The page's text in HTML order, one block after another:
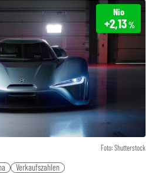
Foto: Shutterstock
Nio
+2,13%
Verkaufszahlen